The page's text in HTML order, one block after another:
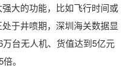
大的功能，比如飞行时间或
于井喷期，深圳海关数据显
台无人机、货值达到5亿元
。